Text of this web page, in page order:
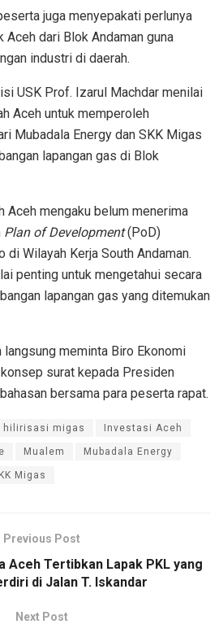
juga menyepakati perlunya
Aceh dari Blok Andaman guna
industri di daerah.
USK Prof. Izarul Machdar menilai
Aceh untuk memperoleh
Mubadala Energy dan SKK Migas
lapangan gas di Blok
Aceh mengaku belum menerima
Plan of Development(PoD)
di Wilayah Kerja South Andaman.
penting untuk mengetahui secara
lapangan gas yang ditemukan
langsung meminta Biro Ekonomi
surat kepada Presiden
bersama para peserta rapat.
hilirisasi migas Investasi Aceh
Mualem Mubadala Energy
Migas
Previous Post
Aceh Tertibkan Lapak PKL yang
di Jalan T. Iskandar
Next Post